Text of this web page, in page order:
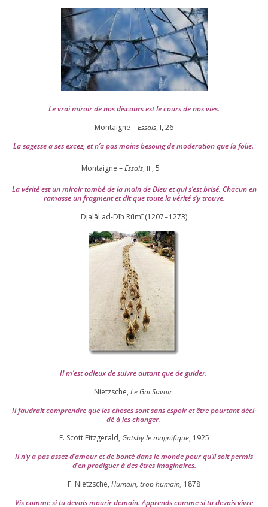
Le vrai miroir de nos dis­cours est le cours de nos vies.
Montaigne –Essais, I, 26
La sagesse a ses excez, et n’a pas moins besoing de mode­ra­tion que la folie.
Montaigne –Essais, III, 5
La véri­té est un miroir tom­bé de la main de Dieu et qui s’est bri­sé. Chacun en
ramasse un frag­ment et dit que toute la véri­té s’y trouve.
Djalāl ad-Dīn Rūmī (1207–1273)
Il m’est odieux de suivre autant que de gui­der.
Nietzsche, Le Gai Savoir.
Il fau­drait com­prendre que les choses sont sans espoir et être pour­tant déci­
dé à les chan­ger.
F. Scott Fitzgerald, Gatsby le magni­fique, 1925
Il n’y a pas assez d’a­mour et de bon­té dans le monde pour qu’il soit per­mis
d’en pro­di­guer à des êtres imaginaires.
F. Nietzsche, Humain, trop humain, 1878
Vis comme si tu devais mou­rir demain. Apprends comme si tu devais vivre